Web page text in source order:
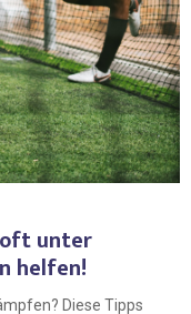
oft unter
helfen!
Diese Tipps